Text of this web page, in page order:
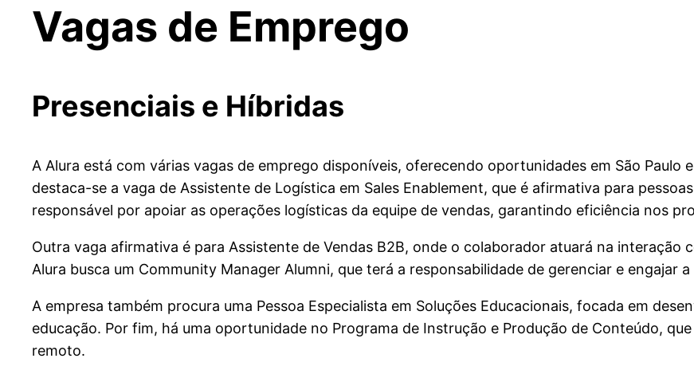
Vagas de Emprego
Presenciais e Híbridas
A Alura está com várias vagas de emprego disponíveis, oferecendo oportunidades em São
destaca-se a vaga de Assistente de Logística em Sales Enablement, que é afirmativa para
responsável por apoiar as operações logísticas da equipe de vendas, garantindo eficiência nos
Outra vaga afirmativa é para Assistente de Vendas B2B, onde o colaborador atuará na interação
Alura busca um Community Manager Alumni, que terá a responsabilidade de gerenciar e engajar
A empresa também procura uma Pessoa Especialista em Soluções Educacionais, focada em
educação. Por fim, há uma oportunidade no Programa de Instrução e Produção de Conteúdo,
remoto.